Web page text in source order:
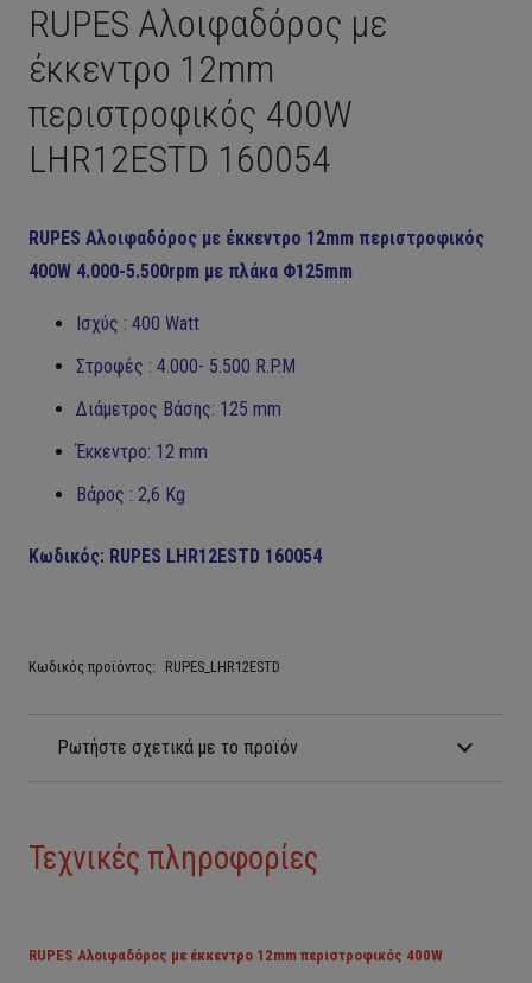
RUPES Αλοιφαδόρος με
έκκεντρο 12mm
περιστροφικός 400W
LHR12ESTD 160054
RUPES Αλοιφαδόρος με έκκεντρο 12mm περιστροφικός
400W 4.000-5.500rpm με πλάκα Φ125mm
Ισχύς : 400 Watt
Στροφές : 4.000- 5.500 R.P.M
Διάμετρος Βάσης: 125 mm
Έκκεντρο: 12 mm
Βάρος : 2,6 Kg
Κωδικός: RUPES LHR12ESTD 160054
Κωδικός προϊόντος: RUPES_LHR12ESTD
Ρωτήστε σχετικά με το προϊόν
Τεχνικές πληροφορίες
RUPES Αλοιφαδόρος με έκκεντρο 12mm περιστροφικός 400W